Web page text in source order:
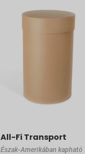
All-Fi Transport
Észak-Amerikában kapható